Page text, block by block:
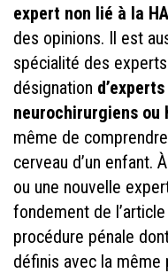
expert non lié à la
des opinions. Il est
spécialité des
désignation
neurochirurgiens ou
même de
cerveau d’un enfant.
ou une nouvelle
fondement de
procédure pénale
définis avec la même